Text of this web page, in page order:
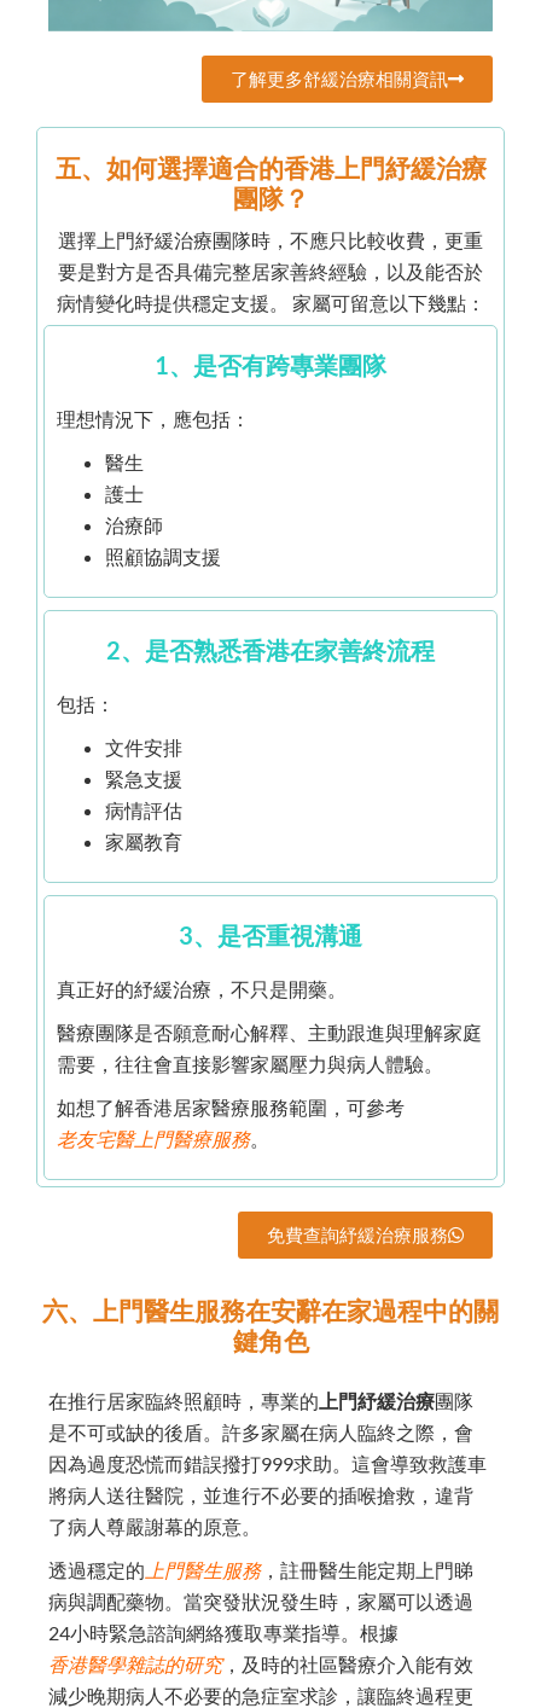
了解更多舒緩治療相關資訊
五、如何選擇適合的香港上門紓緩治療
團隊？
選擇上門紓緩治療團隊時，不應只比較收費，更重
要是對方是否具備完整居家善終經驗，以及能否於
病情變化時提供穩定支援。 家屬可留意以下幾點：
1、是否有跨專業團隊
理想情況下，應包括：
醫生
護士
治療師
照顧協調支援
2、是否熟悉香港在家善終流程
包括：
文件安排
緊急支援
病情評估
家屬教育
3、是否重視溝通
真正好的紓緩治療，不只是開藥。
醫療團隊是否願意耐心解釋、主動跟進與理解家庭
需要，往往會直接影響家屬壓力與病人體驗。
如想了解香港居家醫療服務範圍，可參考
老友宅醫上門醫療服務。
免費查詢紓緩治療服務
六、上門醫生服務在安辭在家過程中的關
鍵角色
在推行居家臨終照顧時，專業的 上門紓緩治療團隊
是不可或缺的後盾。許多家屬在病人臨終之際，會
因為過度恐慌而錯誤撥打999求助。這會導致救護車
將病人送往醫院，並進行不必要的插喉搶救，違背
了病人尊嚴謝幕的原意。
透過穩定的 上門醫生服務，註冊醫生能定期上門睇
病與調配藥物。當突發狀況發生時，家屬可以透過
24小時緊急諮詢網絡獲取專業指導。根據
香港醫學雜誌的研究，及時的社區醫療介入能有效
減少晚期病人不必要的急症室求診，讓臨終過程更